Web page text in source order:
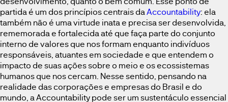
partida é um dos princípios centrais daAccountability: ela
também não é uma virtude inata e precisa ser desenvolvida,
rememorada e fortalecida até que faça parte do conjunto
interno de valores que nos formam enquanto indivíduos
responsáveis, atuantes em sociedade e que entendem o
impacto de suas ações sobre o meio e os ecossistemas
humanos que nos cercam. Nesse sentido, pensando na
realidade das corporações e empresas do Brasil e do
mundo, a Accountability pode ser um sustentáculo essencial